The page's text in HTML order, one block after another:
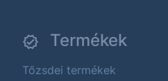
Termékek
Tőzsdei termékek